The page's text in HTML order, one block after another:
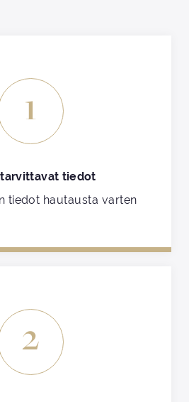
1
tiedot
tiedot hautausta varten
2